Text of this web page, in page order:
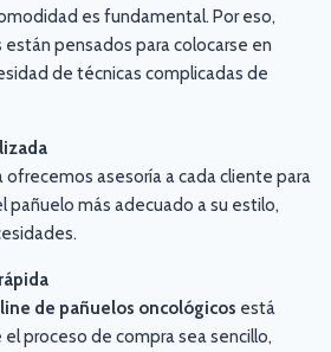
es fundamental. Por eso,
pensados para colocarse en
de técnicas complicadas de
ofrecemos asesoría a cada cliente para
pañuelo más adecuado a su estilo,
de pañuelos oncológicos está
proceso de compra sea sencillo,